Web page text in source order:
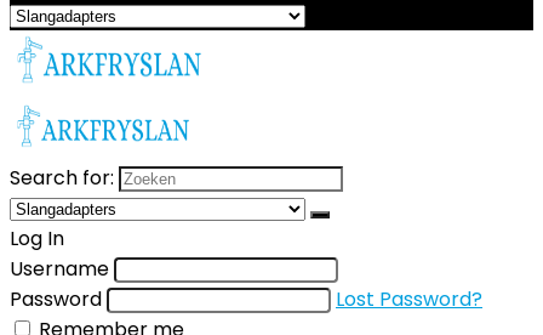
Search for:
Log In
Username
Password
Lost Password?